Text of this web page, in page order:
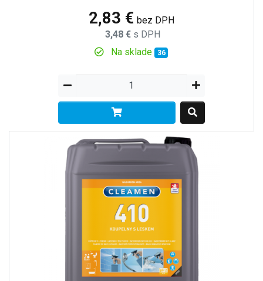
2,83 € bez DPH
3,48 € s DPH
Na sklade
36